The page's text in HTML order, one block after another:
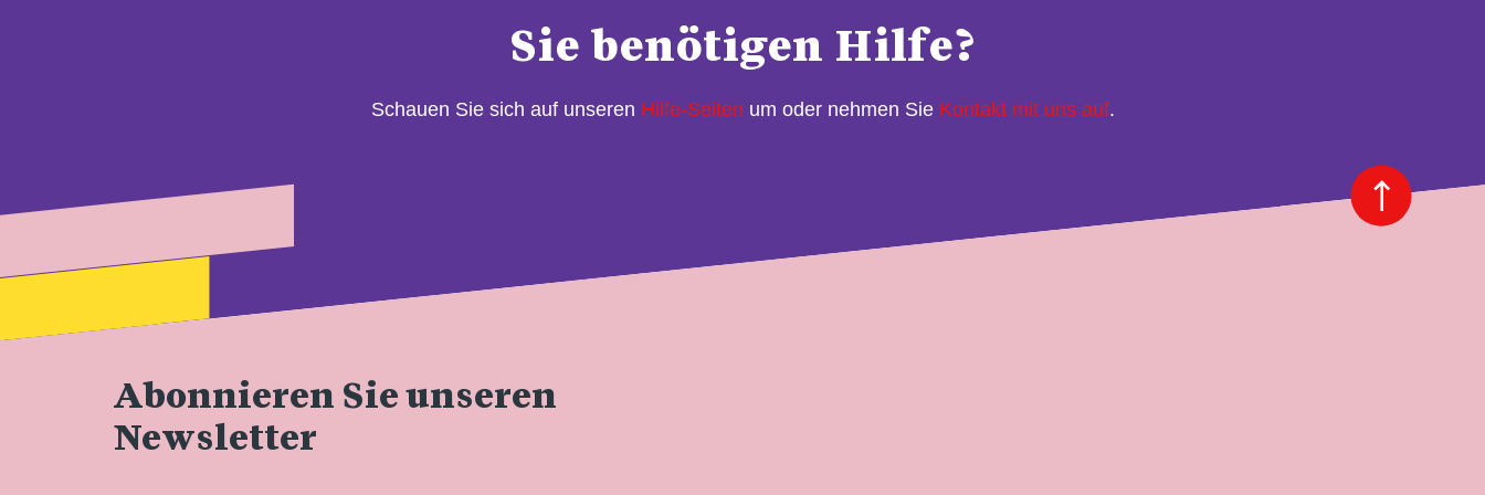
Sie benötigen Hilfe?
Schauen Sie sich auf unseren Hilfe-Seiten um oder nehmen Sie Kontakt mit uns auf.
Abonnieren Sie unseren
Newsletter